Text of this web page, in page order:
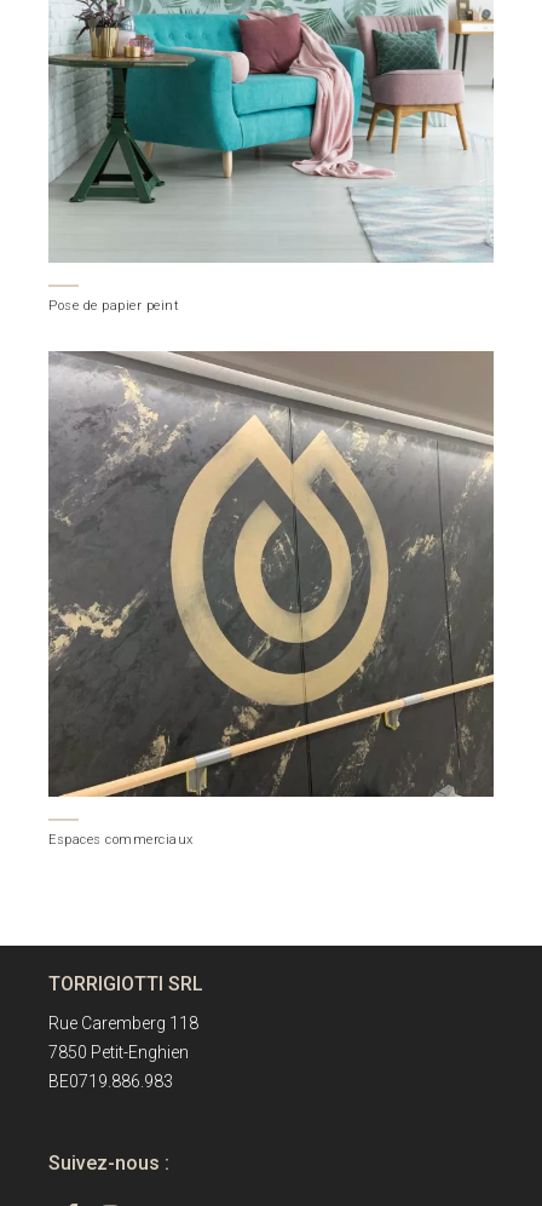
Pose de papier peint
Espaces commerciaux
TORRIGIOTTI SRL
Rue Caremberg 118
7850 Petit-Enghien
BE0719.886.983
Suivez-nous :